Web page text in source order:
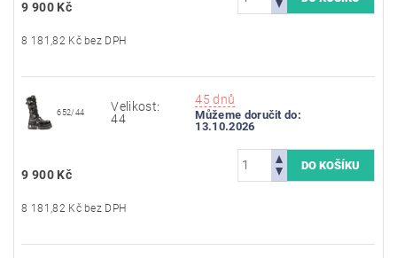
9 900 Kč
8 181,82 Kč bez DPH
652/44
Velikost:
44
45 dnů
Můžeme doručit do:
13.10.2026
9 900 Kč
8 181,82 Kč bez DPH